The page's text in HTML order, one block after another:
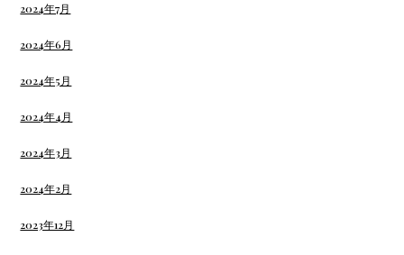
2024年7月
2024年6月
2024年5月
2024年4月
2024年3月
2024年2月
2023年12月